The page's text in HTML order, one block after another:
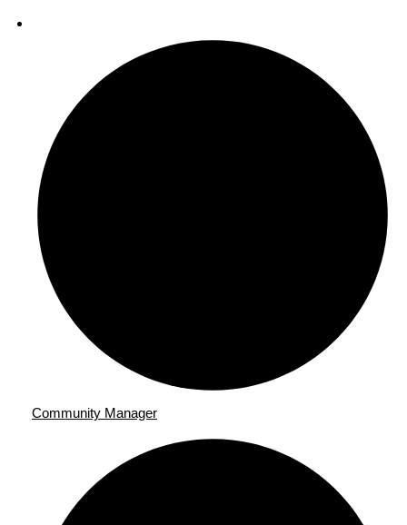
Community Manager